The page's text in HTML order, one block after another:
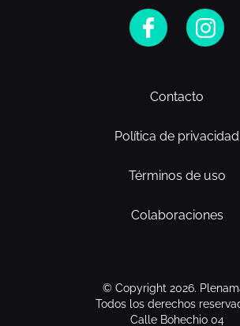
Contacto
Política de privacidad
Términos de uso
Colaboraciones
© Copyright 2026.
Todos los derechos
Calle Bohechio 04